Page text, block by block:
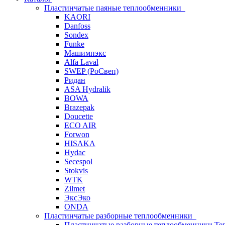
Пластинчатые паяные теплообменники
KAORI
Danfoss
Sondex
Funke
Машимпэкс
Alfa Laval
SWEP (РоСвеп)
Ридан
ASA Hydralik
BOWA
Brazepak
Doucette
ECO AIR
Forwon
HISAKA
Hydac
Secespol
Stokvis
WTK
Zilmet
ЭксЭко
ONDA
Пластинчатые разборные теплообменники